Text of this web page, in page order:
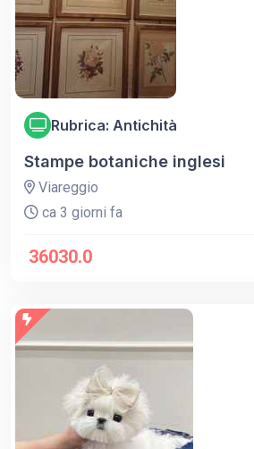
Rubrica: Antichità
Stampe botaniche inglesi
Viareggio
ca 3 giorni fa
36030.0